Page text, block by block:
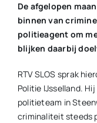
De afgelopen
binnen van
politieagent om
blijken daarbij
RTV SLOS sprak
Politie IJsselland.
politieteam in
criminaliteit steeds